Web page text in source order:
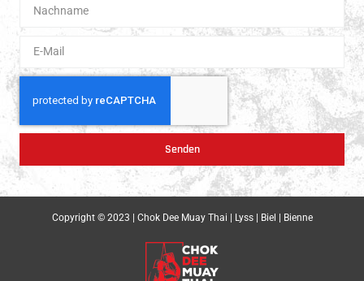
Senden
Copyright © 2023 | Chok Dee Muay Thai | Lyss | Biel | Bienne